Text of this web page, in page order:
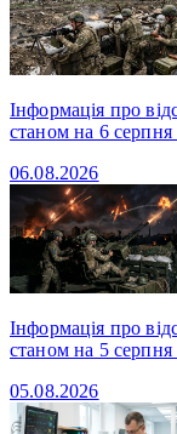
Інформація про
станом на 6
06.08.2026
Інформація про
станом на 5
05.08.2026